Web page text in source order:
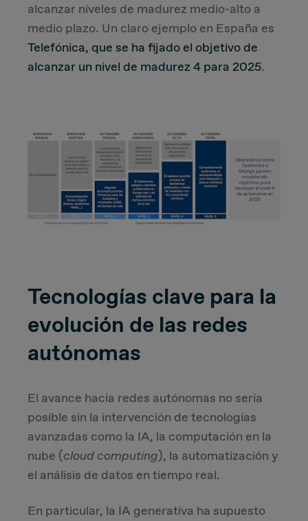
alcanzar niveles de madurez medio-alto a
medio plazo. Un claro ejemplo en España es
Telefónica, que se ha fijado el objetivo de
alcanzar un nivel de madurez 4 para 2025.
Tecnologías clave para la
evolución de las redes
autónomas
El avance hacia redes autónomas no sería
posible sin la intervención de tecnologías
avanzadas como la IA, la computación en la
nube (cloud computing), la automatización y
el análisis de datos en tiempo real.
En particular, la IA generativa ha supuesto